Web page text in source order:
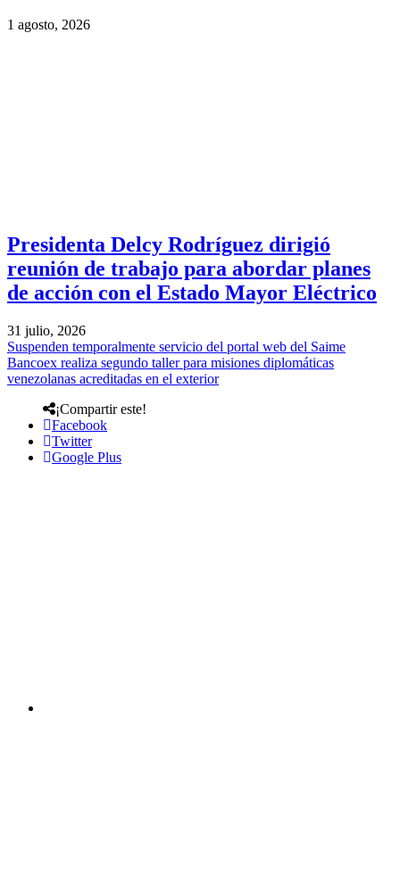
1 agosto, 2026
Presidenta Delcy Rodríguez dirigió
reunión de trabajo para abordar planes
de acción con el Estado Mayor Eléctrico
31 julio, 2026
Suspenden temporalmente servicio del portal web del Saime
Bancoex realiza segundo taller para misiones diplomáticas
venezolanas acreditadas en el exterior
¡Compartir este!
Facebook
Twitter
Google Plus